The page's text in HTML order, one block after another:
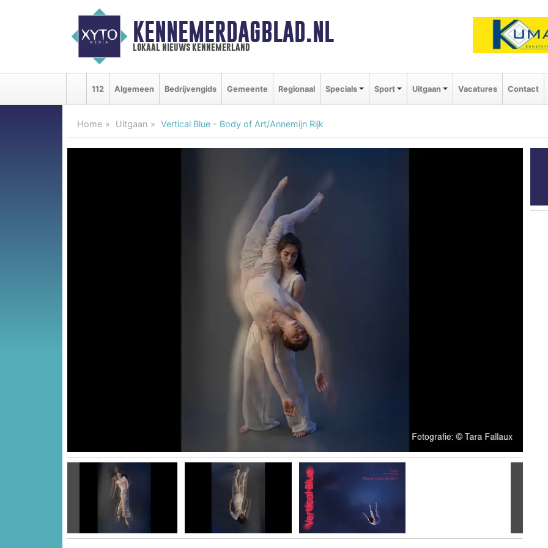
KENNEMERDAGBLAD.NL
lokaal nieuws kennemerland
112 Algemeen Bedrijvengids Gemeente Regionaal Specials Sport Uitgaan Vacatures Contact
Home Uitgaan Vertical Blue - Body of Art/Annemijn Rijk